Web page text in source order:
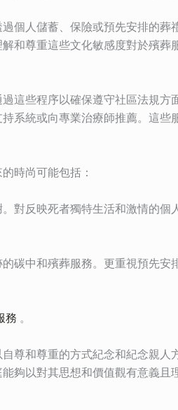
個人儲蓄、保險或預先安排的葬
和尊重這些文化敏感度對於殯葬
這些程序以確保遵守社區法規方
系統或向專業治療師推薦。這些
時尚可能包括：
對反映死者獨特生活和激情的個
碳中和殯葬服務。更重視預先安
務 。
尊和尊重的方式紀念和紀念親人
夠以對其思想和價值觀有意義且